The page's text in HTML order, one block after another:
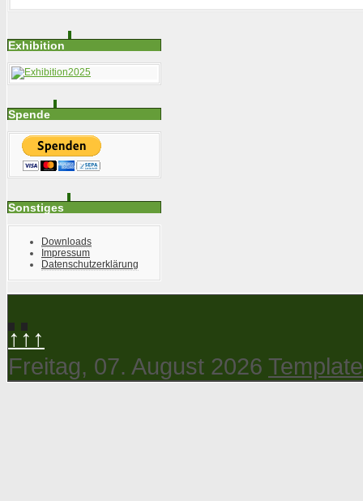
Exhibition
Spende
Sonstiges
Downloads
Impressum
Datenschutzerklärung
↑↑↑
Freitag, 07. August 2026